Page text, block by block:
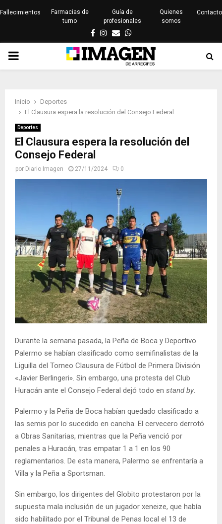
Fallecimientos
Farmacias de
turno
Guía de
profesionales
Quienes
somos
Contacto
Facebook
Instagram
EmailWhatsapp
PRIMARY
Inicio
Deportes
El Clausura espera la resolución del Consejo Federal
Deportes
El Clausura espera la resolución del
Consejo Federal
por Diario Imagen 27/11/2024 0
Durante la semana pasada, la Peña de Boca y Deportivo
Palermo se habían clasificado como semifinalistas de la
Liguilla del Torneo Clausura de Fútbol de Primera División
«Javier Berlingeri». Sin embargo, una protesta del Club
Huracán ante el Consejo Federal dejó todo en stand by.
Palermo y la Peña de Boca habían quedado clasificado a
las semis por lo sucedido en cancha. El cervecero derrotó
a Obras Sanitarias, mientras que la Peña venció por
penales a Huracán, tras empatar 1 a 1 en los 90
reglamentarios. De esta manera, Palermo se enfrentaría a
Villa y la Peña a Sportsman.
Sin embargo, los dirigentes del Globito protestaron por la
supuesta mala inclusión de un jugador xeneize, que había
sido habilitado por el Tribunal de Penas local el 13 de